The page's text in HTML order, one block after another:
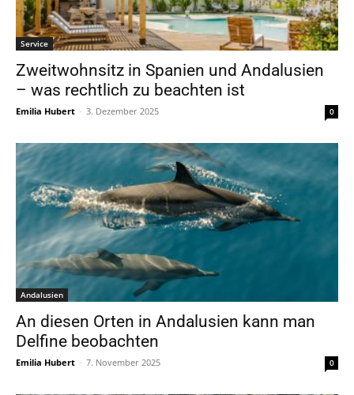
Service
Zweitwohnsitz in Spanien und Andalusien
– was rechtlich zu beachten ist
Emilia Hubert - 3. Dezember 2025 0
Andalusien
An diesen Orten in Andalusien kann man
Delfine beobachten
Emilia Hubert - 7. November 2025 0